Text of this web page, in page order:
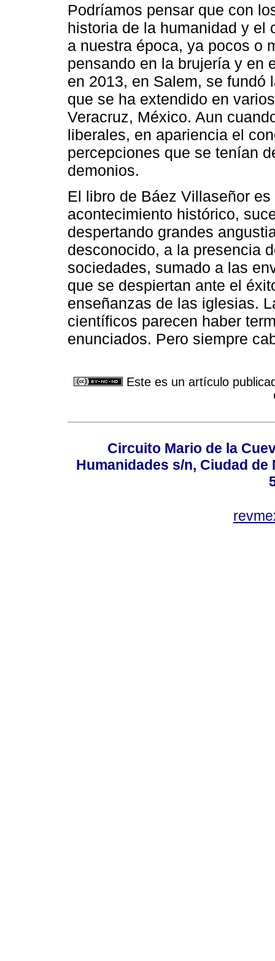
Podríamos pensar que con
historia de la humanidad y el
a nuestra época, ya pocos o
pensando en la brujería y en
en 2013, en Salem, se fundó
que se ha extendido en
Veracruz, México. Aun
liberales, en apariencia el
percepciones que se tenían
demonios.
El libro de Báez Villaseñor
acontecimiento histórico,
despertando grandes
desconocido, a la presencia
sociedades, sumado a las
que se despiertan ante el
enseñanzas de las iglesias.
científicos parecen haber
enunciados. Pero siempre
Este es un artículo
Circuito Mario de la
Humanidades s/n, Ciudad de